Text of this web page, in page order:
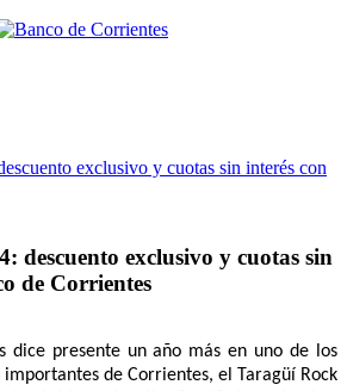
descuento exclusivo y cuotas sin
de Corrientes
dice presente un año más en uno de los
de Corrientes, el Taragüí Rock